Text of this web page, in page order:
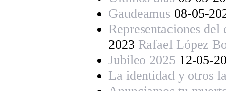
Gaudeamus 08-05-
Representaciones
2023 Rafael López
Jubileo 2025 12-05-
La identidad y otros